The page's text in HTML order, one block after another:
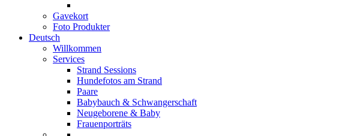
Gavekort
Foto Produkter
Deutsch
Willkommen
Services
Strand Sessions
Hundefotos am Strand
Paare
Babybauch & Schwangerschaft
Neugeborene & Baby
Frauenporträts